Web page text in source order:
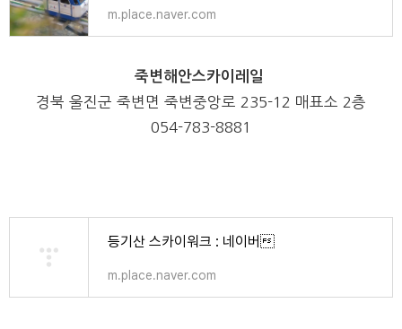
m.place.naver.com
죽변해안스카이레일
경북 울진군 죽변면 죽변중앙로 235-12 매표소 2층
054-783-8881
등기산 스카이워크 : 네이버
m.place.naver.com